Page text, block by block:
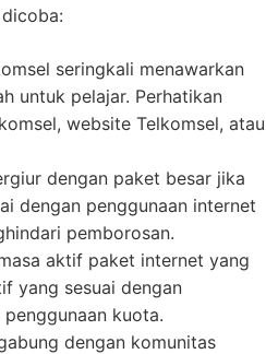
seringkali menawarkan
untuk pelajar. Perhatikan
website Telkomsel, atau
dengan paket besar jika
dengan penggunaan internet
pemborosan.
aktif paket internet yang
yang sesuai dengan
kuota.
dengan komunitas